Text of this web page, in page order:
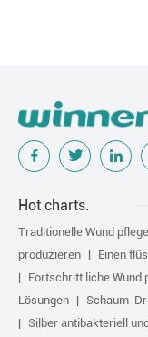
Hot charts.
Traditionelle Wund
produzieren
Einen
Fortschritt liche Wund
Lösungen
Schaum-
Silber antibakteriell